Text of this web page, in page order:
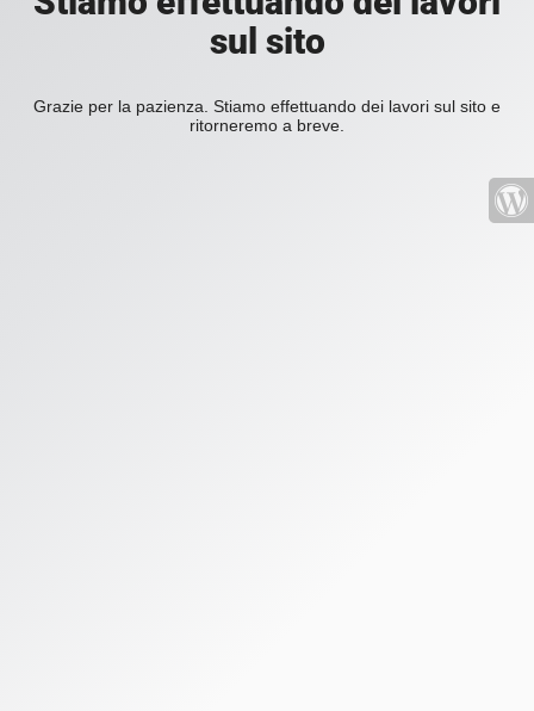
sul sito
Grazie per la pazienza. Stiamo effettuando dei lavori sul sito e
ritorneremo a breve.